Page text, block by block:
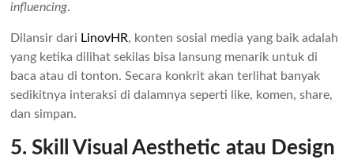
influencing.
Dilansir dari LinovHR, konten sosial media yang baik adalah
yang ketika dilihat sekilas bisa lansung menarik untuk di
baca atau di tonton. Secara konkrit akan terlihat banyak
sedikitnya interaksi di dalamnya seperti like, komen, share,
dan simpan.
5. Skill Visual Aesthetic atau Design